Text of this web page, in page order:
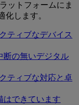
ットフォームにま
化します。
ティブなデバイス
断の無いデジタル
ティブな対応と卓
はできています